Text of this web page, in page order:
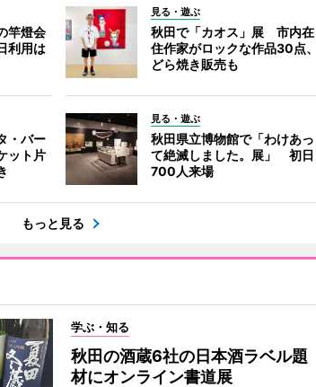
竿燈会
利用は
見る・遊ぶ
秋田で「カオス」展 市内在
住作家がロックな作品30点、
どら焼き販売も
・バー
ット片
見る・遊ぶ
秋田県立博物館で「わけあっ
て絶滅しました。展」 初日
700人来場
もっと見る
学ぶ・知る
秋田の酒蔵6社の日本酒ラベル題
材にオンライン書道展